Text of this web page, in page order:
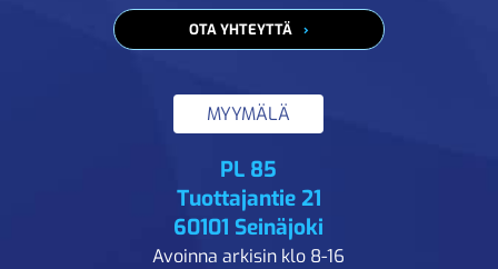
OTA YHTEYTTÄ
MYYMÄLÄ
PL 85
Tuottajantie 21
60101 Seinäjoki
Avoinna arkisin klo 8-16